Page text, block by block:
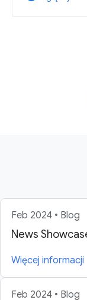
Feb 2024 • Blog
News
Więcej informacji
Feb 2024 • Blog